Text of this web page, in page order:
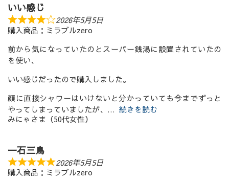
いい感じ
2026年5月5日
購入商品：ミラブルzero
前から気になっていたのとスーパー銭湯に設置されていたの
を使い、
いい感じだったので購入しました。
顔に直接シャワーはいけないと分かっていても今までずっと
やってしまっていましたが、
続きを読む
みにゃさま（50代女性）
一石三鳥
2026年5月5日
購入商品：ミラブルzero